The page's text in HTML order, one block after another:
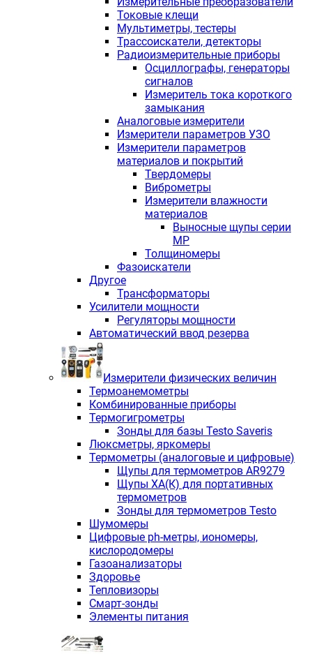
Токовые клещи
Мультиметры, тестеры
Трассоискатели, детекторы
Радиоизмерительные приборы
Осциллографы, генераторы
сигналов
Измеритель тока короткого
замыкания
Аналоговые измерители
Измерители параметров УЗО
Измерители параметров
материалов и покрытий
Твердомеры
Виброметры
Измерители влажности
материалов
Выносные щупы серии
МР
Толщиномеры
Фазоискатели
Другое
Трансформаторы
Усилители мощности
Регуляторы мощности
Автоматический ввод резерва
Измерители физических величин
Термоанемометры
Комбинированные приборы
Термогигрометры
Зонды для базы Testo Saveris
Люксметры, яркомеры
Термометры (аналоговые и цифровые)
Щупы для термометров AR9279
Щупы ХА(К) для портативных
термометров
Зонды для термометров Testo
Шумомеры
Цифровые ph-метры, иономеры,
кислородомеры
Газоанализаторы
Здоровье
Тепловизоры
Смарт-зонды
Элементы питания